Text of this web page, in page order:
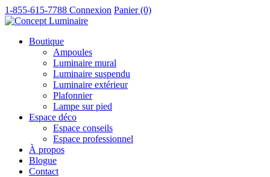
1-855-615-7788 Connexion Panier (0)
Boutique
Ampoules
Luminaire mural
Luminaire suspendu
Luminaire extérieur
Plafonnier
Lampe sur pied
Espace déco
Espace conseils
Espace professionnel
À propos
Blogue
Contact